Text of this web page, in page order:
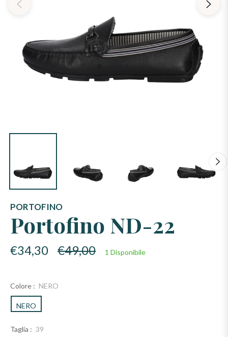
PORTOFINO
Portofino ND-22
€34,30
Prezzo
di
€49,00 1 Disponibile
Colore : NERO
NERO
Taglia : 39